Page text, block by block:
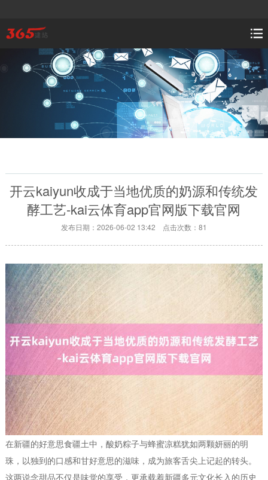
开云kaiyun收成于当地优质的奶源和传统发
酵工艺-kai云体育app官网版下载官网
发布日期：2026-06-02 13:42 点击次数：81
在新疆的好意思食疆土中，酸奶粽子与蜂蜜凉糕犹如两颗妍丽的明
珠，以独到的口感和甘好意思的滋味，成为旅客舌尖上记起的转头。
这两说念甜品不仅是味觉的享受，更承载着新疆多元文化长入的历史